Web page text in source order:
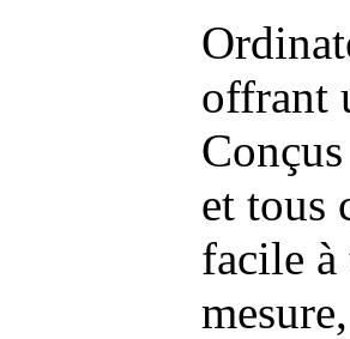
offrant
et tous
facile à